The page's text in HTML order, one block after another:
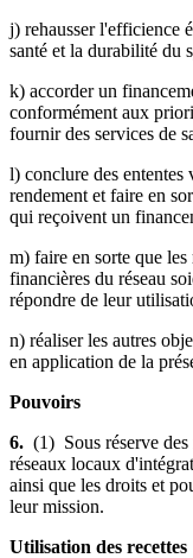
j) rehausser l'efficience
santé et la durabilité du
k) accorder un
conformément aux
fournir des services de
l) conclure des ententes
rendement et faire en
qui reçoivent un
m) faire en sorte que les
financières du réseau
répondre de leur
n) réaliser les autres
en application de la
Pouvoirs
6. (1) Sous réserve
réseaux locaux
ainsi que les droits et
leur mission.
Utilisation des recettes